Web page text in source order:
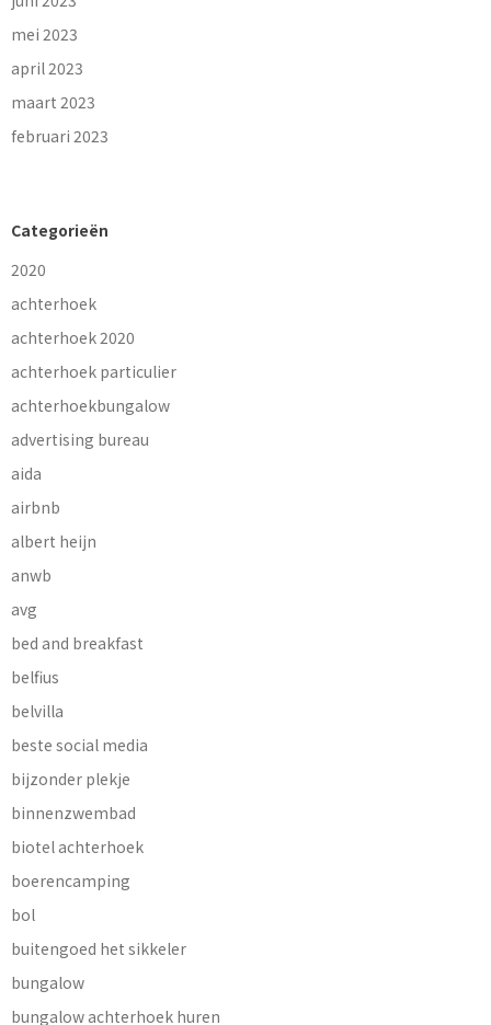
mei 2023
april 2023
maart 2023
februari 2023
Categorieën
2020
achterhoek
achterhoek 2020
achterhoek particulier
achterhoekbungalow
advertising bureau
aida
airbnb
albert heijn
anwb
avg
bed and breakfast
belfius
belvilla
beste social media
bijzonder plekje
binnenzwembad
biotel achterhoek
boerencamping
bol
buitengoed het sikkeler
bungalow
bungalow achterhoek huren